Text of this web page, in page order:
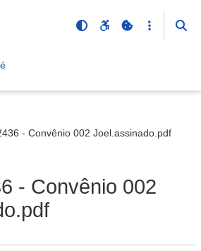
- Convênio 002 Joel.assinado.pdf
- Convênio 002